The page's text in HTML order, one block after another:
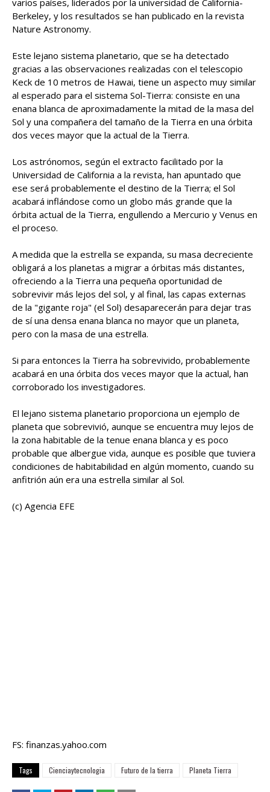
Berkeley, y los resultados se han publicado en la revista
Nature Astronomy.
Este lejano sistema planetario, que se ha detectado
gracias a las observaciones realizadas con el telescopio
Keck de 10 metros de Hawai, tiene un aspecto muy similar
al esperado para el sistema Sol-Tierra: consiste en una
enana blanca de aproximadamente la mitad de la masa del
Sol y una compañera del tamaño de la Tierra en una órbita
dos veces mayor que la actual de la Tierra.
Los astrónomos, según el extracto facilitado por la
Universidad de California a la revista, han apuntado que
ese será probablemente el destino de la Tierra; el Sol
acabará inflándose como un globo más grande que la
órbita actual de la Tierra, engullendo a Mercurio y Venus en
el proceso.
A medida que la estrella se expanda, su masa decreciente
obligará a los planetas a migrar a órbitas más distantes,
ofreciendo a la Tierra una pequeña oportunidad de
sobrevivir más lejos del sol, y al final, las capas externas
de la "gigante roja" (el Sol) desaparecerán para dejar tras
de sí una densa enana blanca no mayor que un planeta,
pero con la masa de una estrella.
Si para entonces la Tierra ha sobrevivido, probablemente
acabará en una órbita dos veces mayor que la actual, han
corroborado los investigadores.
El lejano sistema planetario proporciona un ejemplo de
planeta que sobrevivió, aunque se encuentra muy lejos de
la zona habitable de la tenue enana blanca y es poco
probable que albergue vida, aunque es posible que tuviera
condiciones de habitabilidad en algún momento, cuando su
anfitrión aún era una estrella similar al Sol.
(c) Agencia EFE
FS: finanzas.yahoo.com
Tags Cienciaytecnologia Futuro de la tierra Planeta Tierra